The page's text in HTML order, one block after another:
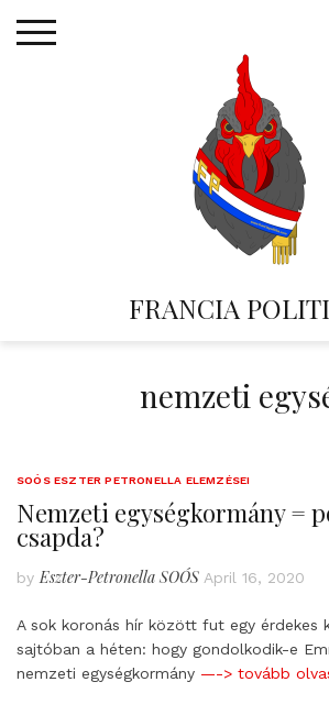
FRANCIA
nemzeti
SOÓS ESZTER PETRONELLA ELEMZÉSEI
Nemzeti egységkormány =
csapda?
by Eszter-Petronella SOÓS April 16, 2020
A sok koronás hír között fut egy érdekes
sajtóban a héten: hogy gondolkodik-e
nemzeti egységkormány —-> tovább